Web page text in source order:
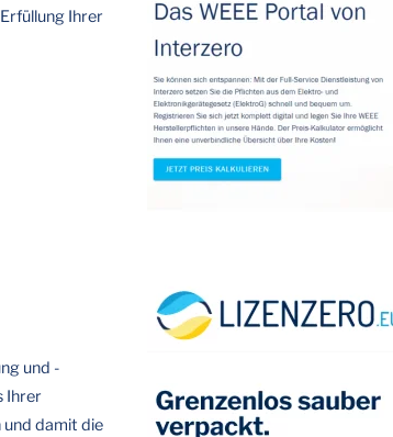
Ihrer
und -
Ihrer
damit die